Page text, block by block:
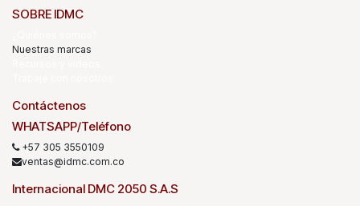
SOBRE IDMC
Nuestras marcas
Contáctenos
WHATSAPP/Teléfono
+57 305 3550109
ventas@idmc.com.co
Internacional DMC 2050 S.A.S